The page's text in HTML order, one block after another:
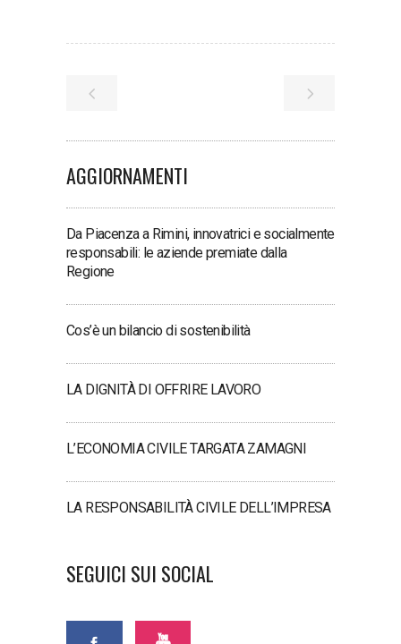
AGGIORNAMENTI
Da Piacenza a Rimini, innovatrici e socialmente
responsabili: le aziende premiate dalla
Regione
Cos’è un bilancio di sostenibilità
LA DIGNITÀ DI OFFRIRE LAVORO
L’ECONOMIA CIVILE TARGATA ZAMAGNI
LA RESPONSABILITÀ CIVILE DELL’IMPRESA
SEGUICI SUI SOCIAL